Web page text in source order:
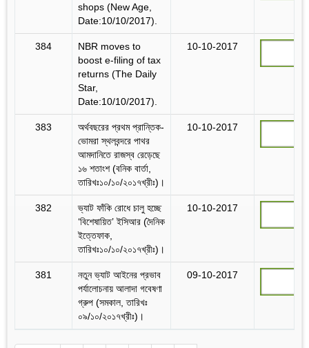
shops (New Age,
Date:10/10/2017).
384
NBR moves to
boost e-filing of tax
returns (The Daily
Star,
Date:10/10/2017).
10-10-2017
383
অর্থবছরের প্রথম প্রান্তিক-
ভোমরা স্থলবন্দরে পাথর
আমদানিতে রাজস্ব রেড়েছে
১৬ শতাংশ (বনিক বার্তা,
তারিখঃ১০/১০/২০১৭খ্রীঃ)।
10-10-2017
382
ভ্যাট ফাঁকি রোধে চালু হচ্ছে
‘বিশেষায়িত’ ইসিআর (দৈনিক
ইত্তেফাক,
তারিখঃ১০/১০/২০১৭খ্রীঃ)।
10-10-2017
381
নতুন ভ্যাট আইনের প্রভাব
পর্যালোচনায় আলাদা গবেষণা
গ্রুপ (সমকাল, তারিখঃ
০৯/১০/২০১৭খ্রীঃ)।
09-10-2017